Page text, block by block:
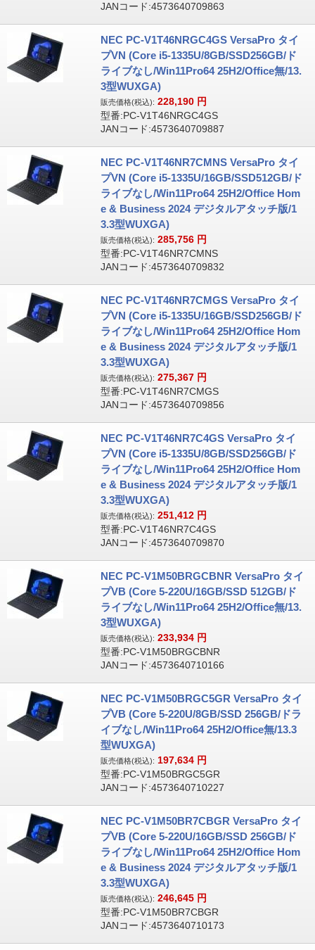
JANコード:4573640709863
NEC PC-V1T46NRGC4GS VersaPro タイ
プVN (Core i5-1335U/8GB/SSD256GB/ド
ライブなし/Win11Pro64 25H2/Office無/13.
3型WUXGA)
販売価格(税込): 228,190 円
型番:PC-V1T46NRGC4GS
JANコード:4573640709887
NEC PC-V1T46NR7CMNS VersaPro タイ
プVN (Core i5-1335U/16GB/SSD512GB/ド
ライブなし/Win11Pro64 25H2/Office Hom
e & Business 2024 デジタルアタッチ版/1
3.3型WUXGA)
販売価格(税込): 285,756 円
型番:PC-V1T46NR7CMNS
JANコード:4573640709832
NEC PC-V1T46NR7CMGS VersaPro タイ
プVN (Core i5-1335U/16GB/SSD256GB/ド
ライブなし/Win11Pro64 25H2/Office Hom
e & Business 2024 デジタルアタッチ版/1
3.3型WUXGA)
販売価格(税込): 275,367 円
型番:PC-V1T46NR7CMGS
JANコード:4573640709856
NEC PC-V1T46NR7C4GS VersaPro タイ
プVN (Core i5-1335U/8GB/SSD256GB/ド
ライブなし/Win11Pro64 25H2/Office Hom
e & Business 2024 デジタルアタッチ版/1
3.3型WUXGA)
販売価格(税込): 251,412 円
型番:PC-V1T46NR7C4GS
JANコード:4573640709870
NEC PC-V1M50BRGCBNR VersaPro タイ
プVB (Core 5-220U/16GB/SSD 512GB/ド
ライブなし/Win11Pro64 25H2/Office無/13.
3型WUXGA)
販売価格(税込): 233,934 円
型番:PC-V1M50BRGCBNR
JANコード:4573640710166
NEC PC-V1M50BRGC5GR VersaPro タイ
プVB (Core 5-220U/8GB/SSD 256GB/ドラ
イブなし/Win11Pro64 25H2/Office無/13.3
型WUXGA)
販売価格(税込): 197,634 円
型番:PC-V1M50BRGC5GR
JANコード:4573640710227
NEC PC-V1M50BR7CBGR VersaPro タイ
プVB (Core 5-220U/16GB/SSD 256GB/ド
ライブなし/Win11Pro64 25H2/Office Hom
e & Business 2024 デジタルアタッチ版/1
3.3型WUXGA)
販売価格(税込): 246,645 円
型番:PC-V1M50BR7CBGR
JANコード:4573640710173